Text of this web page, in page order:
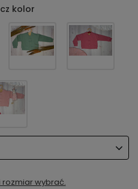
kolor
rozmiar wybrać.